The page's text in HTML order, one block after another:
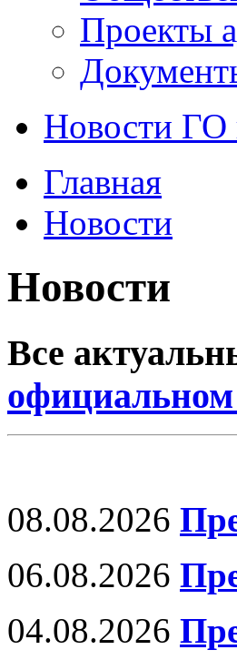
Проекты
Новости
Главная
Новости
Новости
Все
08.08.2026
06.08.2026
04.08.2026